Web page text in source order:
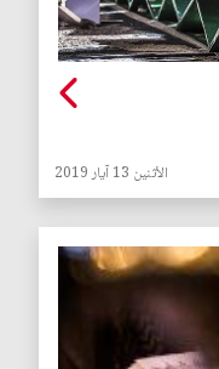
الأثنين 13 آيار 2019